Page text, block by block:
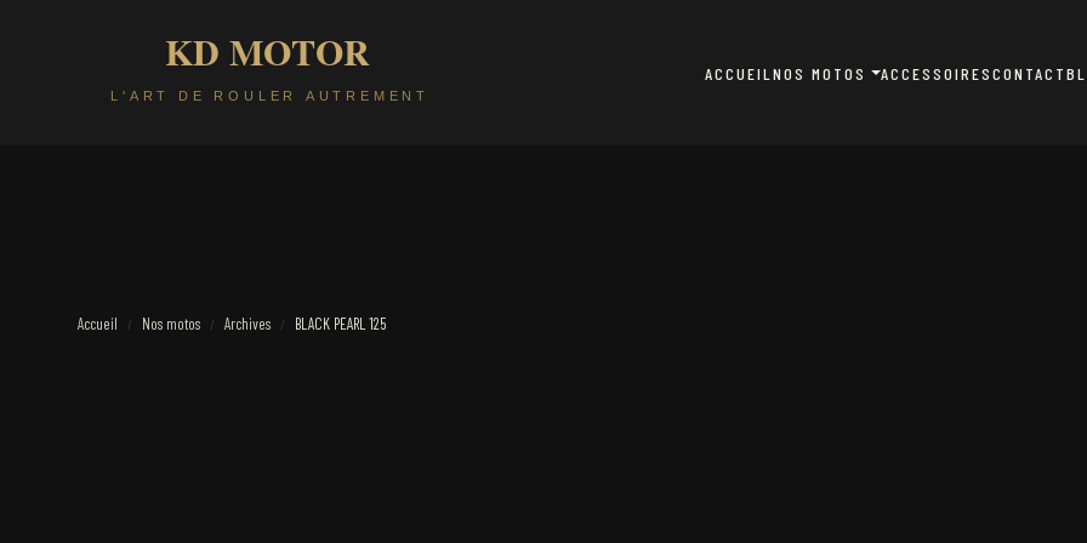
ACCUEILNOS MOTOS ACCESSOIRESCONTACT
Accueil / Nos motos / Archives / BLACK PEARL 125